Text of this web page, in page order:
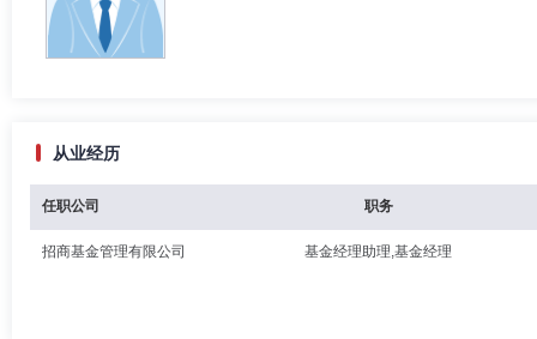
从业经历
任职公司 职务
招商基金管理有限公司 基金经理助理,基金经理